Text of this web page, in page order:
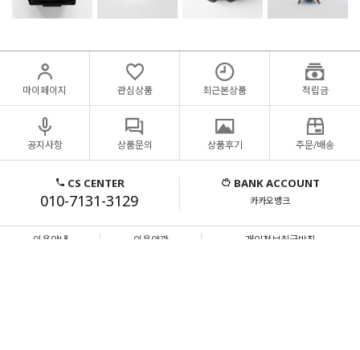
마이페이지 관심상품 최근본상품 적립금
공지사항 상품문의 상품후기 주문/배송
CS CENTER
010-7131-3129
BANK ACCOUNT
카카오뱅크
이용안내 이용약관 개인정보취급방침